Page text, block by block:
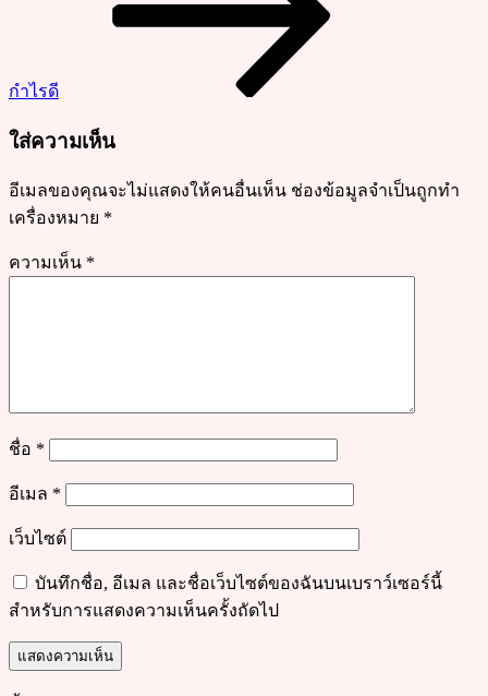
อร่อย
กำไรดี
ใส่ความเห็น
อีเมลของคุณจะไม่แสดงให้คนอื่นเห็น ช่องข้อมูลจำเป็นถูกทำ
เครื่องหมาย *
ความเห็น *
ชื่อ *
อีเมล *
เว็บไซต์
บันทึกชื่อ, อีเมล และชื่อเว็บไซต์ของฉันบนเบราว์เซอร์นี้
สำหรับการแสดงความเห็นครั้งถัดไป